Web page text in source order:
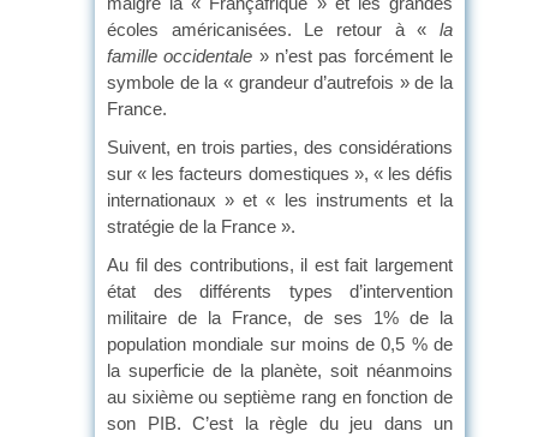
écoles américanisées. Le retour à « la
famille occidentale » n’est pas forcément le
symbole de la « grandeur d’autrefois » de la
France.
Suivent, en trois parties, des considérations
sur « les facteurs domestiques », « les défis
internationaux » et « les instruments et la
stratégie de la France ».
Au fil des contributions, il est fait largement
état des différents types d’intervention
militaire de la France, de ses 1% de la
population mondiale sur moins de 0,5 % de
la superficie de la planète, soit néanmoins
au sixième ou septième rang en fonction de
son PIB. C’est la règle du jeu dans un